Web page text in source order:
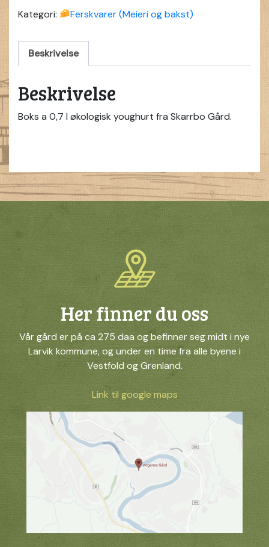
Kategori: Ferskvarer (Meieri og bakst)
Beskrivelse
Beskrivelse
Boks a 0,7 l økologisk youghurt fra Skarrbo Gård.
Her finner du oss
Vår gård er på ca 275 daa og befinner seg midt i nye
Larvik kommune, og under en time fra alle byene i
Vestfold og Grenland.
Link til google maps